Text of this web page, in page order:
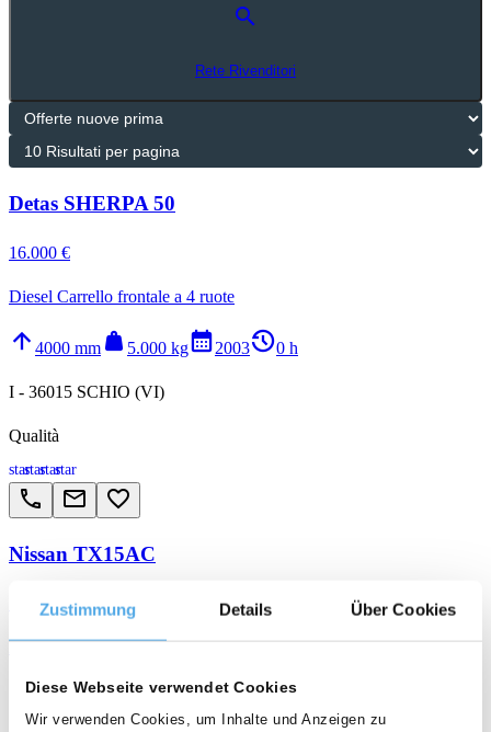
Zustimmung Details Über Cookies
Diese Webseite verwendet Cookies
Wir verwenden Cookies, um Inhalte und Anzeigen zu
search
Rete Rivenditori
Detas SHERPA 50
16.000 €
Diesel Carrello frontale a 4 ruote
arrow_upward 4000 mm weight 5.000 kgcalendar_month2003history_20 h
I - 36015 SCHIO (VI)
Qualità
starstarstarstar
call email favorite_border
Nissan TX15AC
13.000 €
Elettrico Carrello frontale a 3 ruote
arrow_upward7500 mmweight1.500 kgcalendar_month2013history_20 h